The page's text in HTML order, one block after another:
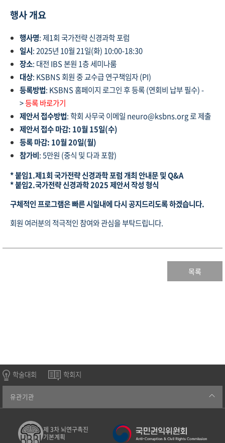
행사 개요
행사명: 제1회 국가전략 신경과학 포럼
일시: 2025년 10월 21일(화) 10:00-18:30
장소: 대전 IBS 본원 1층 세미나룸
대상: KSBNS 회원 중 교수급 연구책임자 (PI)
등록방법: KSBNS 홈페이지 로그인 후 등록(연회비 납부 필수)-
>등록 바로가기
제안서 접수방법: 학회 사무국 이메일 neuro@ksbns.org 로 제출
제안서 접수 마감: 10월 15일(수)
등록 마감: 10월 20일(월)
참가비: 5만원 (중식 및 다과 포함)
* 붙임1.제1회 국가전략 신경과학 포럼 개최 안내문 및 Q&A
* 붙임2.국가전략 신경과학 2025 제안서 작성 형식
구체적인 프로그램은 빠른 시일내에 다시 공지드리도록 하겠습니다.
회원 여러분의 적극적인 참여와 관심을 부탁드립니다.
목록
학술대회 학회지
유관기관
제 3차 뇌연구촉진
기본계획